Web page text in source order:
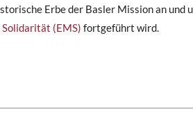
Erbe der Basler Mission an und
(EMS) fortgeführt wird.